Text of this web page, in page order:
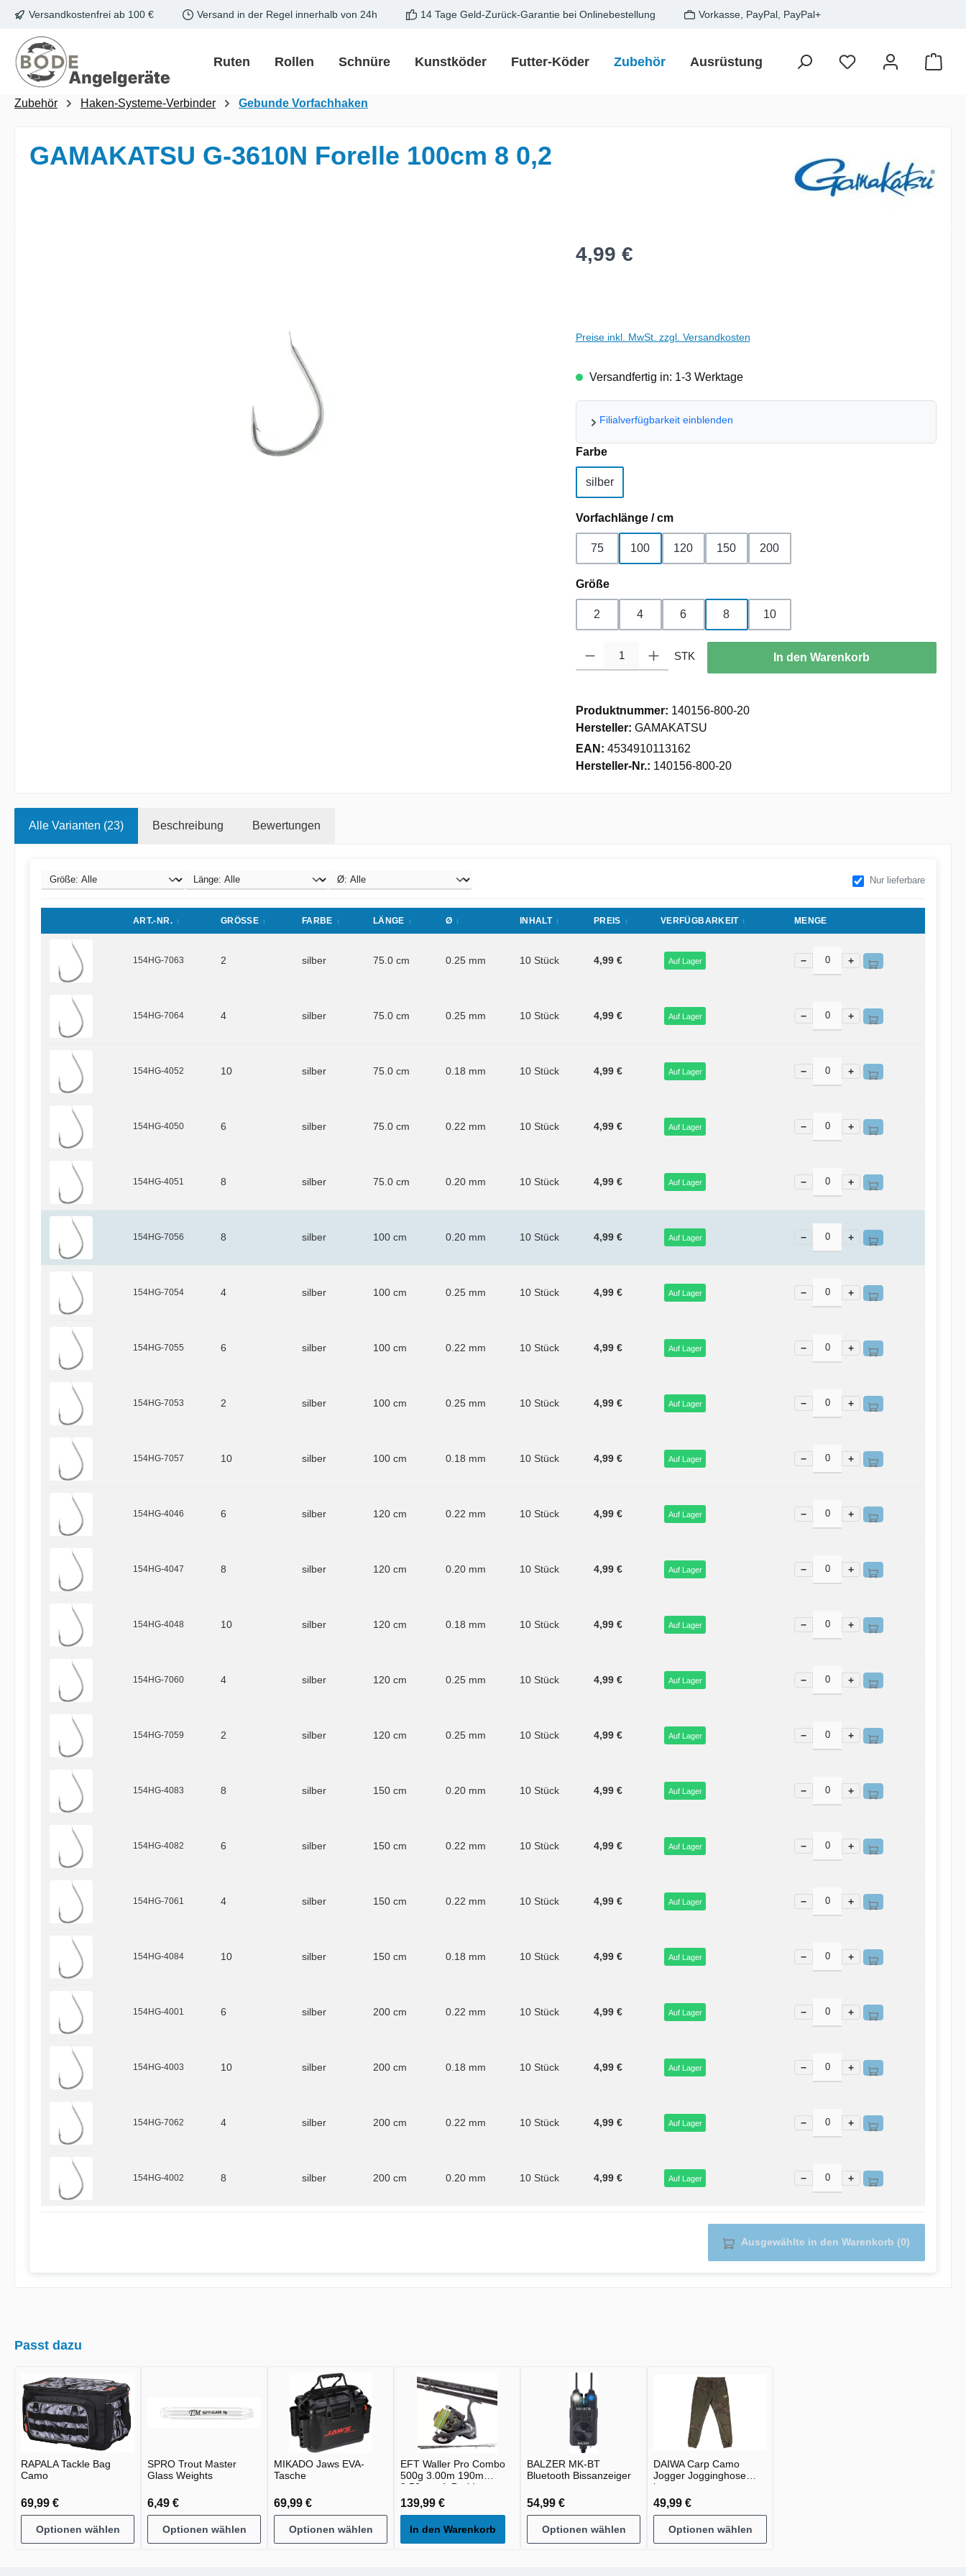
Hauptinhalt springen
Zur Suche springen
Zur Hauptnavigation springen
Versandkostenfrei ab 100 € Versand in der Regel innerhalb von 24h 14 Tage Geld-Zurück-Garantie bei Onlinebestellung Vorkasse, PayPal, PayPal+
Ruten Rollen Schnüre Kunstköder Futter-Köder Zubehör Ausrüstung Zielfisch SALE
Zubehör Haken-Systeme-Verbinder Gebunde Vorfachhaken
GAMAKATSU G-3610N Forelle 100cm 8 0,2
Regulärer Preis:
4,99 €
Preise inkl. MwSt. zzgl. Versandkosten
Versandfertig in: 1-3 Werktage
Filialverfügbarkeit einblenden
Farbeauswählen
silber
Vorfachlänge / cmauswählen
75 100 120 150 200
Größeauswählen
2 4 6 8 10
Produkt Anzahl: Gib den gewünschten Wert ein oder benutze die Schaltflächen um
STK In den Warenkorb
Produktnummer: 140156-800-20
Hersteller: GAMAKATSU
EAN: 4534910113162
Hersteller-Nr.: 140156-800-20
Alle Varianten (23) Beschreibung Bewertungen
Nur lieferbare
ART.-NR. GRÖSSE FARBE LÄNGE Ø INHALT PREIS VERFÜGBARKEIT MENGE
154HG-7063 2 silber 75.0 cm 0.25 mm 10 Stück 4,99 € Auf Lager − +
154HG-7064 4 silber 75.0 cm 0.25 mm 10 Stück 4,99 € Auf Lager − +
154HG-4052 10 silber 75.0 cm 0.18 mm 10 Stück 4,99 € Auf Lager − +
154HG-4050 6 silber 75.0 cm 0.22 mm 10 Stück 4,99 € Auf Lager − +
154HG-4051 8 silber 75.0 cm 0.20 mm 10 Stück 4,99 € Auf Lager − +
154HG-7056 8 silber 100 cm 0.20 mm 10 Stück 4,99 € Auf Lager − +
154HG-7054 4 silber 100 cm 0.25 mm 10 Stück 4,99 € Auf Lager − +
154HG-7055 6 silber 100 cm 0.22 mm 10 Stück 4,99 € Auf Lager − +
154HG-7053 2 silber 100 cm 0.25 mm 10 Stück 4,99 € Auf Lager − +
154HG-7057 10 silber 100 cm 0.18 mm 10 Stück 4,99 € Auf Lager − +
154HG-4046 6 silber 120 cm 0.22 mm 10 Stück 4,99 € Auf Lager − +
154HG-4047 8 silber 120 cm 0.20 mm 10 Stück 4,99 € Auf Lager − +
154HG-4048 10 silber 120 cm 0.18 mm 10 Stück 4,99 € Auf Lager − +
154HG-7060 4 silber 120 cm 0.25 mm 10 Stück 4,99 € Auf Lager − +
154HG-7059 2 silber 120 cm 0.25 mm 10 Stück 4,99 € Auf Lager − +
154HG-4083 8 silber 150 cm 0.20 mm 10 Stück 4,99 € Auf Lager − +
154HG-4082 6 silber 150 cm 0.22 mm 10 Stück 4,99 € Auf Lager − +
154HG-7061 4 silber 150 cm 0.22 mm 10 Stück 4,99 € Auf Lager − +
154HG-4084 10 silber 150 cm 0.18 mm 10 Stück 4,99 € Auf Lager − +
154HG-4001 6 silber 200 cm 0.22 mm 10 Stück 4,99 € Auf Lager − +
154HG-4003 10 silber 200 cm 0.18 mm 10 Stück 4,99 € Auf Lager − +
154HG-7062 4 silber 200 cm 0.22 mm 10 Stück 4,99 € Auf Lager − +
154HG-4002 8 silber 200 cm 0.20 mm 10 Stück 4,99 € Auf Lager − +
Ausgewählte in den Warenkorb (0)
Passt dazu
RAPALA Tackle Bag
Camo
69,99 €
Optionen wählen
SPRO Trout Master
Glass Weights
6,49 €
Optionen wählen
MIKADO Jaws EVA-
Tasche
69,99 €
Optionen wählen
EFT Waller Pro Combo
500g 3.00m 190m
0.50mm 4xBraid
139,99 €
In den Warenkorb
BALZER MK-BT
Bluetooth Bissanzeiger
54,99 €
Optionen wählen
DAIWA Carp Camo
Jogger Jogginghose
lang green camo
49,99 €
Optionen wählen